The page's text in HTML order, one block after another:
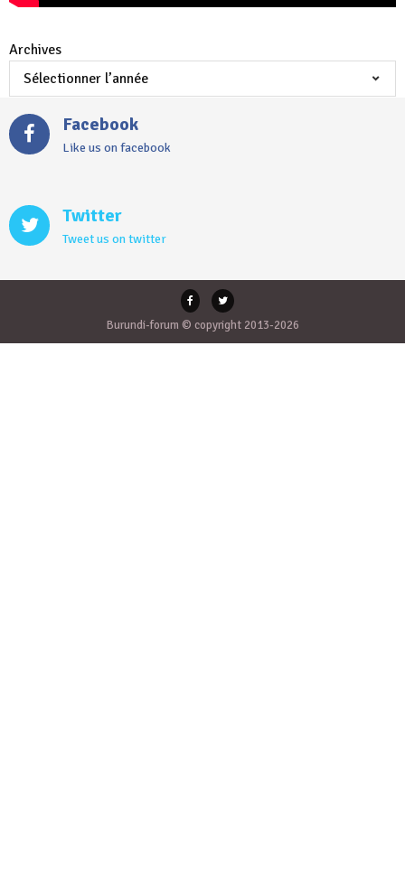
Archives
Facebook
Like us on facebook
Twitter
Tweet us on twitter
Burundi-forum © copyright 2013-2026